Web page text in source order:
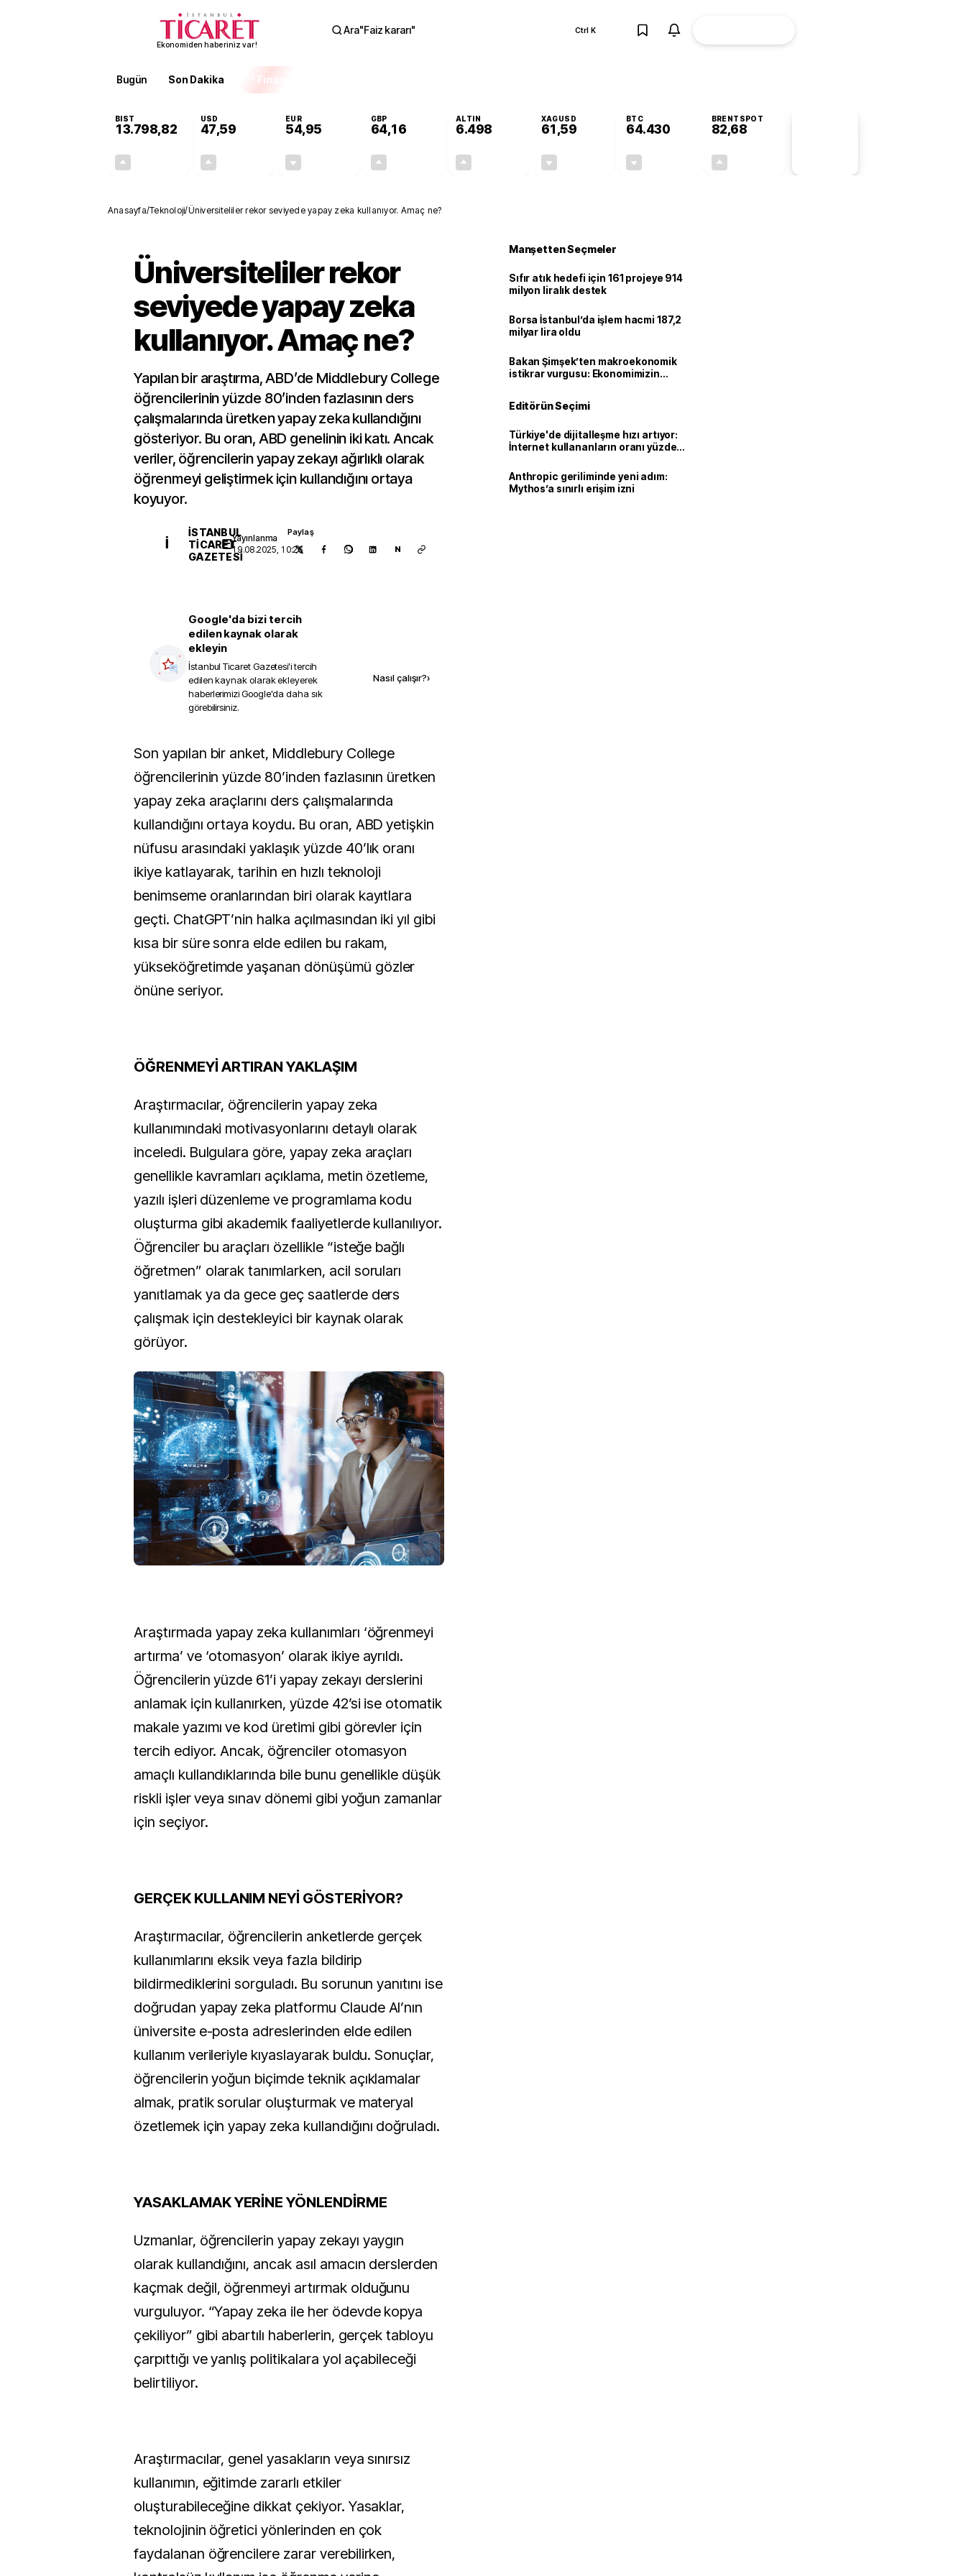
Ekonomiden haberiniz var!
Ara"Faiz kararı" Ctrl K
Bugün Son Dakika Finans
BIST
13.798,82
USD
47,59
EUR
54,95
GBP
64,16
ALTIN
6.498
XAGUSD
61,59
BTC
64.430
BRENTSPOT
82,68
Anasayfa/Teknoloji/Üniversiteliler rekor seviyede yapay zeka kullanıyor. Amaç ne?
Üniversiteliler rekor
seviyede yapay zeka
kullanıyor. Amaç ne?
Yapılan bir araştırma, ABD’de Middlebury College
öğrencilerinin yüzde 80’inden fazlasının ders
çalışmalarında üretken yapay zeka kullandığını
gösteriyor. Bu oran, ABD genelinin iki katı. Ancak
veriler, öğrencilerin yapay zekayı ağırlıklı olarak
öğrenmeyi geliştirmek için kullandığını ortaya
koyuyor.
İ
İSTANBUL
TICARET
GAZETESI
Yayınlanma
19.08.2025, 10:26
Paylaş
N
Google'da bizi tercih
edilen kaynak olarak
ekleyin
İstanbul Ticaret Gazetesi'i tercih
edilen kaynak olarak ekleyerek
haberlerimizi Google'da daha sık
görebilirsiniz.
Nasıl çalışır?›
Son yapılan bir anket, Middlebury College
öğrencilerinin yüzde 80’inden fazlasının üretken
yapay zeka araçlarını ders çalışmalarında
kullandığını ortaya koydu. Bu oran, ABD yetişkin
nüfusu arasındaki yaklaşık yüzde 40’lık oranı
ikiye katlayarak, tarihin en hızlı teknoloji
benimseme oranlarından biri olarak kayıtlara
geçti. ChatGPT’nin halka açılmasından iki yıl gibi
kısa bir süre sonra elde edilen bu rakam,
yükseköğretimde yaşanan dönüşümü gözler
önüne seriyor.
ÖĞRENMEYİ ARTIRAN YAKLAŞIM
Araştırmacılar, öğrencilerin yapay zeka
kullanımındaki motivasyonlarını detaylı olarak
inceledi. Bulgulara göre, yapay zeka araçları
genellikle kavramları açıklama, metin özetleme,
yazılı işleri düzenleme ve programlama kodu
oluşturma gibi akademik faaliyetlerde kullanılıyor.
Öğrenciler bu araçları özellikle “isteğe bağlı
öğretmen” olarak tanımlarken, acil soruları
yanıtlamak ya da gece geç saatlerde ders
çalışmak için destekleyici bir kaynak olarak
görüyor.
Araştırmada yapay zeka kullanımları ‘öğrenmeyi
artırma’ ve ‘otomasyon’ olarak ikiye ayrıldı.
Öğrencilerin yüzde 61’i yapay zekayı derslerini
anlamak için kullanırken, yüzde 42’si ise otomatik
makale yazımı ve kod üretimi gibi görevler için
tercih ediyor. Ancak, öğrenciler otomasyon
amaçlı kullandıklarında bile bunu genellikle düşük
riskli işler veya sınav dönemi gibi yoğun zamanlar
için seçiyor.
GERÇEK KULLANIM NEYİ GÖSTERİYOR?
Araştırmacılar, öğrencilerin anketlerde gerçek
kullanımlarını eksik veya fazla bildirip
bildirmediklerini sorguladı. Bu sorunun yanıtını ise
doğrudan yapay zeka platformu Claude AI’nın
üniversite e-posta adreslerinden elde edilen
kullanım verileriyle kıyaslayarak buldu. Sonuçlar,
öğrencilerin yoğun biçimde teknik açıklamalar
almak, pratik sorular oluşturmak ve materyal
özetlemek için yapay zeka kullandığını doğruladı.
YASAKLAMAK YERİNE YÖNLENDİRME
Uzmanlar, öğrencilerin yapay zekayı yaygın
olarak kullandığını, ancak asıl amacın derslerden
kaçmak değil, öğrenmeyi artırmak olduğunu
vurguluyor. “Yapay zeka ile her ödevde kopya
çekiliyor” gibi abartılı haberlerin, gerçek tabloyu
çarpıttığı ve yanlış politikalara yol açabileceği
belirtiliyor.
Araştırmacılar, genel yasakların veya sınırsız
kullanımın, eğitimde zararlı etkiler
oluşturabileceğine dikkat çekiyor. Yasaklar,
teknolojinin öğretici yönlerinden en çok
faydalanan öğrencilere zarar verebilirken,
Manşetten Seçmeler
Sıfır atık hedefi için 161 projeye 914
milyon liralık destek
Borsa İstanbul’da işlem hacmi 187,2
milyar lira oldu
Bakan Şimşek’ten makroekonomik
istikrar vurgusu: Ekonomimizin
Editörün Seçimi
Türkiye'de dijitalleşme hızı artıyor:
İnternet kullananların oranı yüzde
Anthropic geriliminde yeni adım:
Mythos’a sınırlı erişim izni